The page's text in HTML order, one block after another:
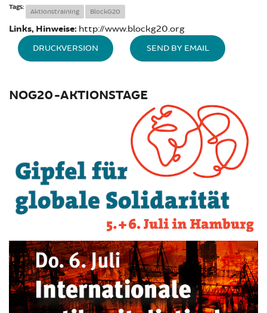
Tags:
Aktionstraining BlockG20
Links, Hinweise: http://www.blockg20.org
DRUCKVERSION SEND BY EMAIL
NOG20-AKTIONSTAGE